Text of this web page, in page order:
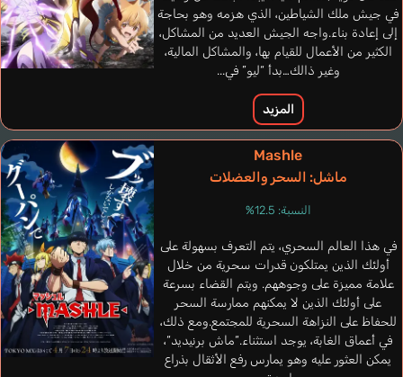
Engler Melissa
إنجليزي
Asta
Aoki Shiki
في جيش ملك الشياطين، الذي هزمه وهو بحاجة
إلى إعادة بناء.واجه الجيش العديد من المشاكل،
الكثير من الأعمال للقيام بها، والمشاكل المالية،
وغير ذالك…بدأ “ليو” في...
المزيد
Mashle
ماشل: السحر والعضلات
النسبة: 12.5%
في هذا العالم السحري، يتم التعرف بسهولة على
أولئك الذين يمتلكون قدرات سحرية من خلال
علامة مميزة على وجوههم. ويتم القضاء بسرعة
على أولئك الذين لا يمكنهم ممارسة السحر
للحفاظ على النزاهة السحرية للمجتمع.ومع ذلك،
في أعماق الغابة، يوجد استثناء.“ماش برنيديد“،
يمكن العثور عليه وهو يمارس رفع الأثقال بذراع